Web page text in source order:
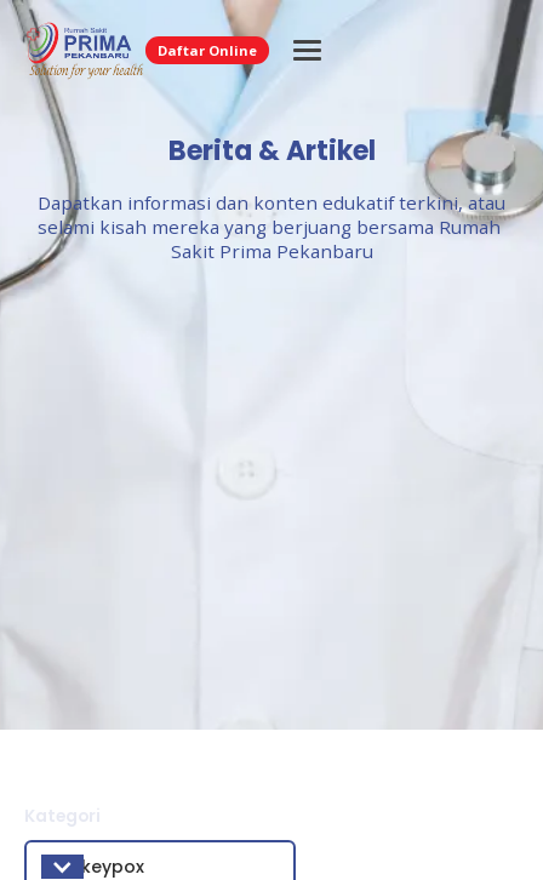
Daftar Online
Berita & Artikel
Dapatkan informasi dan konten edukatif terkini, atau
selami kisah mereka yang berjuang bersama Rumah
Sakit Prima Pekanbaru
Kategori
monkeypox